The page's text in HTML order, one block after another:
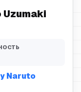
Uzumaki
Naruto